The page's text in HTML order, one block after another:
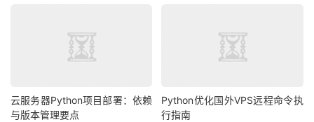
云服务器Python项目部署：依赖
与版本管理要点
Python优化国外VPS远程命令执
行指南